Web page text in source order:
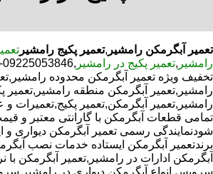
تعمیر آبگرمکن رامشیر ,تعمیر پکیج رامشیر
رامشیر ,تعمیر پکیج در رامشیر
تخفیف ویژه تعمیر آبگرمکن محدوده
رامشیر,تعمیر آبگرمکن منطقه رامشیر,تعمیر
رامشیر,تعمیر آبگرمکن,تعمیر پکیج,تعمیرات
تمامی قطعات آبگرمکن با گارانتی معتبر و
شودنمایندگی رسمی تعمیر آبگرمکن دیواری و
برندتعمیر آبگرمکن ایستاده خدمات نصب
آبگرمکن ادارات در رامشیر,تعمیر آبگرمکن با
سرویس انواع آبگرمکن دیواری در